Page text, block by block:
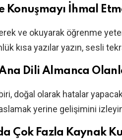
Konuşmayı İhmal
ve okuyarak öğrenme
kısa yazılar yazın, sesli
Dili Almanca
doğal olarak hatalar
yerine gelişimini
Çok Fazla Kaynak